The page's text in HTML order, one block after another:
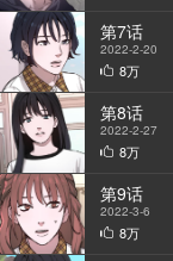
BGM
第7话
2022-2-20
8万
第8话
2022-2-27
8万
第9话
2022-3-6
8万